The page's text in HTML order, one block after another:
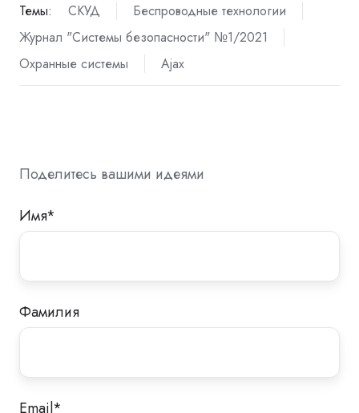
Темы: СКУД
Беспроводные технологии
Журнал "Системы безопасности" №1/2021
Охранные системы
Ajax
Поделитесь вашими идеями
Имя*
Фамилия
Email*